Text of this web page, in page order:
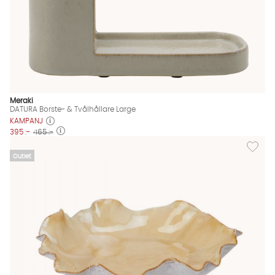
Meraki
DATURA Borste- & Tvålhållare Large
KAMPANJ
395 :- 465 :-
Outlet
Lägg